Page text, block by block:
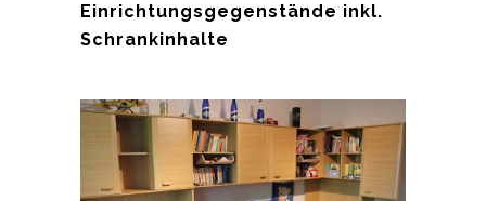
Einrichtungsgegenstände inkl.
Schrankinhalte